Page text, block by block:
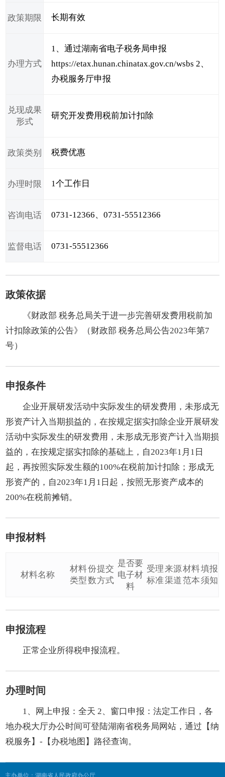
政策期限 长期有效
办理方式
1、通过湖南省电子税务局申报
https://etax.hunan.chinatax.gov.cn/wsbs 2、
办税服务厅申报
兑现成果
形式
研究开发费用税前加计扣除
政策类别 税费优惠
办理时限 1个工作日
咨询电话 0731-12366、0731-55512366
监督电话 0731-55512366
政策依据
《财政部 税务总局关于进一步完善研发费用税前加
计扣除政策的公告》（财政部 税务总局公告2023年第7
号）
申报条件
企业开展研发活动中实际发生的研发费用，未形成无
形资产计入当期损益的，在按规定据实扣除企业开展研发
活动中实际发生的研发费用，未形成无形资产计入当期损
益的，在按规定据实扣除的基础上，自2023年1月1日
起，再按照实际发生额的100%在税前加计扣除；形成无
形资产的，自2023年1月1日起，按照无形资产成本的
200%在税前摊销。
申报材料
材料名称
材料
类型
份
数
提交
方式
是否要
电子材
料
受理
标准
来源
渠道
材料
范本
填报
须知
申报流程
正常企业所得税申报流程。
办理时间
1、网上申报：全天 2、窗口申报：法定工作日，各
地办税大厅办公时间可登陆湖南省税务局网站，通过【纳
税服务】-【办税地图】路径查询。
主办单位：湖南省人民政府办公厅